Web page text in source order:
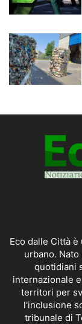
Eco dalle Città
urbano.
quotidiani
internazionale
territori per
l'inclusione
tribunale di